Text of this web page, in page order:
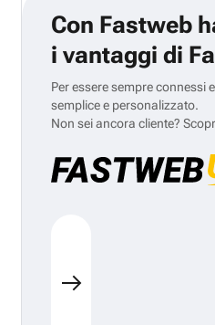
Con Fastweb
i vantaggi di
Per essere sempre connessi
semplice e personalizzato.
Non sei ancora cliente?